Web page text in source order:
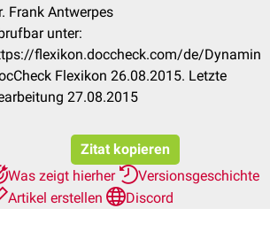
Frank Antwerpes
unter:
flexikon.doccheck.com/de/Dynamin
Flexikon 26.08.2015. Letzte
27.08.2015
Zitat kopieren
Was zeigt hierher
Versionsgeschichte
Artikel erstellen
Discord